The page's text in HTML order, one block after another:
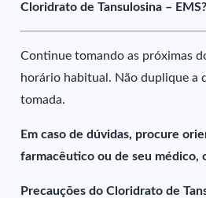
Cloridrato de Tansulosina – EMS?
Continue tomando as próximas
horário habitual. Não duplique a
tomada.
Em caso de dúvidas, procure
farmacêutico ou de seu médico,
Precauções do Cloridrato de